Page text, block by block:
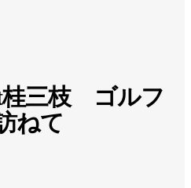
桂三枝 ゴルフ
ねて